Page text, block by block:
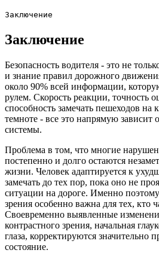
Заключение
Заключение
Безопасность водителя - это не
и знание правил дорожного
около 90% всей информации,
рулем. Скорость реакции, точность
способность замечать пешеходов на
темноте - все это напрямую зависит
системы.
Проблема в том, что многие
постепенно и долго остаются
жизни. Человек адаптируется к
замечать до тех пор, пока оно не
ситуации на дороге. Именно
зрения особенно важна для тех, кто
Своевременно выявленные
контрастного зрения, начальная
глаза, корректируются значительно
состояние.